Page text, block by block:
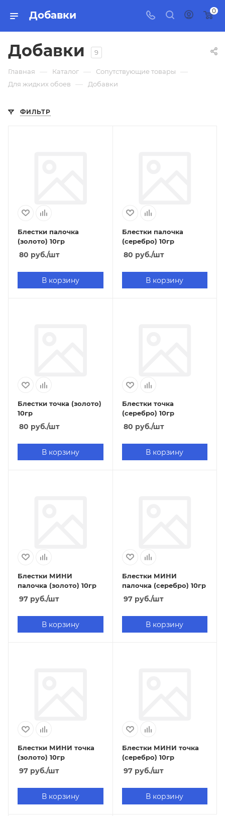
Добавки 0
Добавки 9
Главная — Каталог — Сопутствующие товары —
Для жидких обоев — Добавки
ФИЛЬТР
Блестки палочка
(золото) 10гр
80 руб./шт
В корзину
Блестки палочка
(серебро) 10гр
80 руб./шт
В корзину
Блестки точка (золото)
10гр
80 руб./шт
В корзину
Блестки точка
(серебро) 10гр
80 руб./шт
В корзину
Блестки МИНИ
палочка (золото) 10гр
97 руб./шт
В корзину
Блестки МИНИ
палочка (серебро) 10гр
97руб./шт
В корзину
Блестки МИНИ точка
(золото) 10гр
97 руб./шт
В корзину
Блестки МИНИ точка
(серебро) 10гр
97руб./шт
В корзину